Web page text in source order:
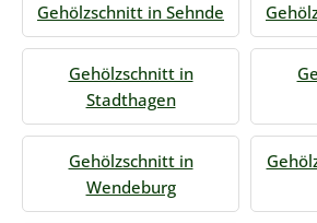
Gehölzschnitt in Sehnde
Gehölzschnitt in
Stadthagen
Gehölzschnitt in
Wendeburg